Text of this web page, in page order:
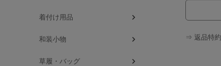
⇒ 返品特
着付け用品
和装小物
草履・バッグ